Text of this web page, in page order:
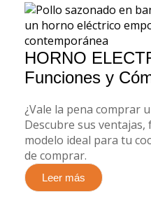
HORNO
Funciones y
¿Vale la pena comprar
Descubre sus
modelo ideal para tu
de comprar.
Leer más